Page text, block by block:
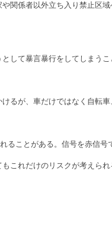
関係者以外立ち入り禁止区
して暴言暴行をしてしまうこ
るが、車だけではなく自転
ることがある。信号を赤信
これだけのリスクが考えら